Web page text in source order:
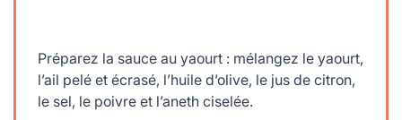
Préparez la sauce au yaourt : mélangez le yaourt,
l’ail pelé et écrasé, l’huile d’olive, le jus de citron,
le sel, le poivre et l’aneth ciselée.